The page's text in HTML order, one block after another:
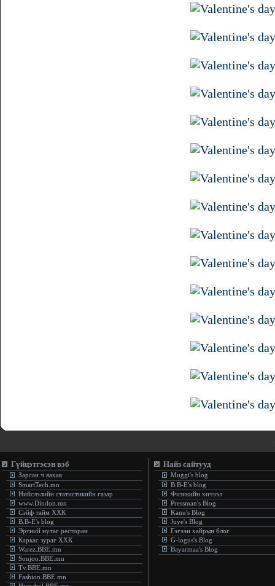
Гүйцэтгэсэн вэб
Зарсан ч яахав
SmartTech.mn
Нийслэлийн статистикийн газар
www.Dindon.mn
Сэйф тайм ХХК
B.B-E's blog
Эртний нутаг ресторан
Каркас зураг ХХК
Warez.BBE.mn
Sonjoo.BBE.mn
Tv.BBE.mn
Fashion.BBE.mn
Найз сайтууд
Muggi's blog
B.B-E's blog
Физикийн хичээл
Pressman's Blog
Kanu's Blog
Juye's Blog
Гэгээн хайрын блог
G-logus's Blog
Bayarmaa's Blog